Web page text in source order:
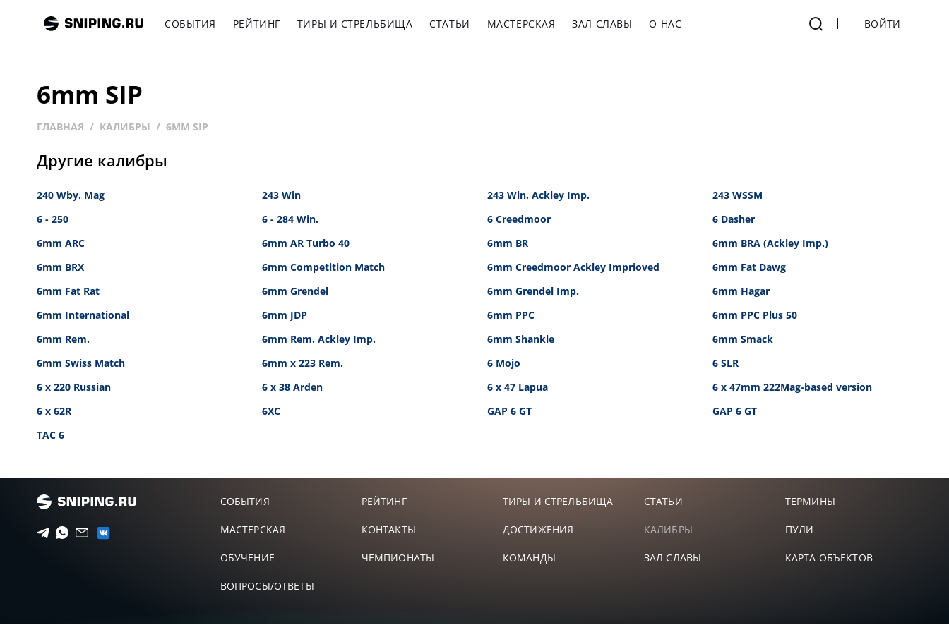
СОБЫТИЯ РЕЙТИНГ ТИРЫ И СТРЕЛЬБИЩА СТАТЬИ МАСТЕРСКАЯ ЗАЛ СЛАВЫ О НАС ВОЙТИ
6mm SIP
ГЛАВНАЯ КАЛИБРЫ 6MM SIP
Другие калибры
240 Wby. Mag 243 Win 243 Win. Ackley Imp.
243 WSSM
6 - 250
6 - 284 Win. 6 Creedmoor
6 Dasher
6mm ARC
6mm AR Turbo 40 6mm BR
6mm BRA (Ackley Imp.)
6mm BRX
6mm Competition Match 6mm Creedmoor Ackley Imprioved
6mm Fat Dawg
6mm Fat Rat
6mm Grendel 6mm Grendel Imp.
6mm Hagar
6mm International
6mm JDP 6mm PPC
6mm PPC Plus 50
6mm Rem.
6mm Rem. Ackley Imp. 6mm Shankle
6mm Smack
6mm Swiss Match
6mm x 223 Rem. 6 Mojo
6 SLR
6 x 220 Russian
6 x 38 Arden 6 x 47 Lapua
6 x 47mm 222Mag-based version
6 x 62R
6XC GAP 6 GT
GAP 6 GT
TAC 6
СОБЫТИЯ РЕЙТИНГ ТИРЫ И СТРЕЛЬБИЩА СТАТЬИ ТЕРМИНЫ
МАСТЕРСКАЯ КОНТАКТЫ ДОСТИЖЕНИЯ КАЛИБРЫ ПУЛИ
ОБУЧЕНИЕ ЧЕМПИОНАТЫ КОМАНДЫ ЗАЛ СЛАВЫ КАРТА ОБЪЕКТОВ
ВОПРОСЫ/ОТВЕТЫ